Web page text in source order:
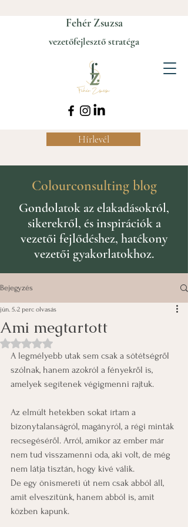
Fehér Zsuzsa
vezetőfejlesztő stratéga
Hírlevél
Colourconsulting blog
Gondolatok az elakadásokról,
sikerekről, és inspirációk a
vezetői fejlődéshez, hatékony
vezetői gyakorlatokhoz.
Bejegyzés
Ami megtartott
jún. 5.2 perc olvasás
NaN csillagot kapott az 5-ből.
A legmélyebb utak sem csak a sötétségről
szólnak, hanem azokról a fényekről is,
amelyek segítenek végigmenni rajtuk.
Az elmúlt hetekben sokat írtam a
bizonytalanságról, magányról, a régi minták
recsegéséről. Arról, amikor az ember már
nem tud visszamenni oda, aki volt, de még
nem látja tisztán, hogy kivé válik.
De egy önismereti út nem csak abból áll,
amit elveszítünk, hanem abból is, amit
közben kapunk.